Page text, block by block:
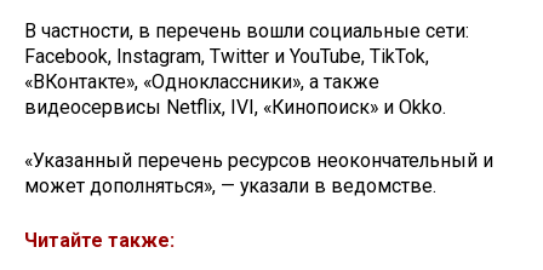
В частности, в перечень вошли социальные сети:
Facebook, Instagram, Twitter и YouTube, TikTok,
«ВКонтакте», «Одноклассники», а также
видеосервисы Netflix, IVI, «Кинопоиск» и Okko.
«Указанный перечень ресурсов неокончательный и
может дополняться», — указали в ведомстве.
Читайте также: